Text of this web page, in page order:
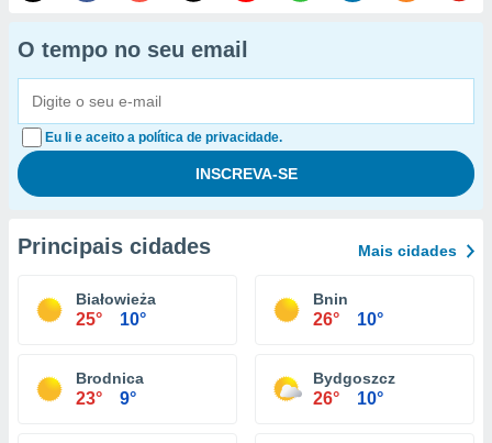
O tempo no seu email
Eu li e aceito a política de privacidade.
Principais cidades Mais cidades
Białowieża
25° 10°
Bnin
26° 10°
Brodnica
23° 9°
Bydgoszcz
26° 10°